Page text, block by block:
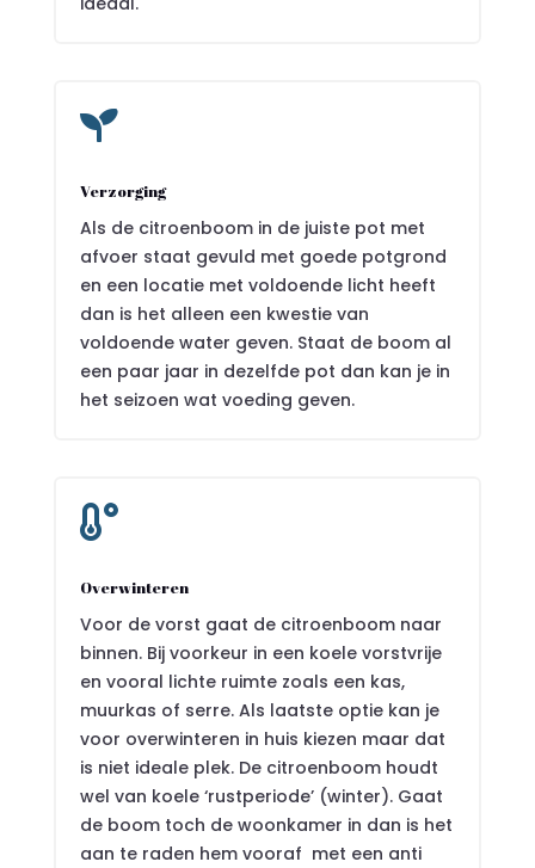

Verzorging
Als de citroenboom in de juiste pot met
afvoer staat gevuld met goede potgrond
en een locatie met voldoende licht heeft
dan is het alleen een kwestie van
voldoende water geven. Staat de boom al
een paar jaar in dezelfde pot dan kan je in
het seizoen wat voeding geven.

Overwinteren
Voor de vorst gaat de citroenboom naar
binnen. Bij voorkeur in een koele vorstvrije
en vooral lichte ruimte zoals een kas,
muurkas of serre. Als laatste optie kan je
voor overwinteren in huis kiezen maar dat
is niet ideale plek. De citroenboom houdt
wel van koele ‘rustperiode’ (winter). Gaat
de boom toch de woonkamer in dan is het
aan te raden hem vooraf met een anti